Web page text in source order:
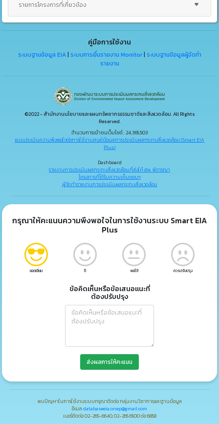
รายการโครงการที่เกี่ยวข้อง
คู่มือการใช้งาน
ระบบฐานข้อมูล EIA| ระบบการยื่นรายงาน Monitor| ระบบฐานข้อมูลผู้จัดทำ
รายงาน
©2022 - สำนักงานนโยบายและแผนทรัพยากรธรรมชาติและสิ่งแวดล้อม. All Rights
Reserved.
จำนวนการเข้าชมเว็บไซต์ : 24,365,503
แบบประเมินความพึงพอใจต่อการใช้งานศูนย์ข้อมูลการประเมินผลกระทบสิ่งแวดล้อม (Smart EIA
Plus)
Dashboard
รายงานการประเมินผลกระทบสิ่งแวดล้อมที่ส่งให้ สผ. พิจารณา
โครงการที่ได้รับความเห็นชอบฯ
ผู้จัดทำรายงานการประเมินผลกระทบสิ่งแวดล้อม
กรุณาให้คะแนนความพึงพอใจในการใช้งานระบบ Smart EIA
Plus
ยอดเยี่ยม ดี พอใช้ ควรปรับปรุง
ข้อคิดเห็นหรือข้อเสนอแนะที่
ต้องปรับปรุง
ส่งผลการให้คะแนน
พบปัญหาในการใช้งานระบบกรุณาติดต่อ กลุ่มงานวิชาการและฐานข้อมูล
อีเมล databaseeia.onep@gmail.com
เบอร์ติดต่อ 02-265-6640, 02-265 6500 ต่อ 6858